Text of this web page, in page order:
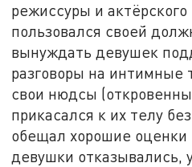
режиссуры и
пользовался своей
вынуждать девушек
разговоры на интимные
свои нюдсы
прикасался к их телу
обещал хорошие оценки
девушки отказывались,